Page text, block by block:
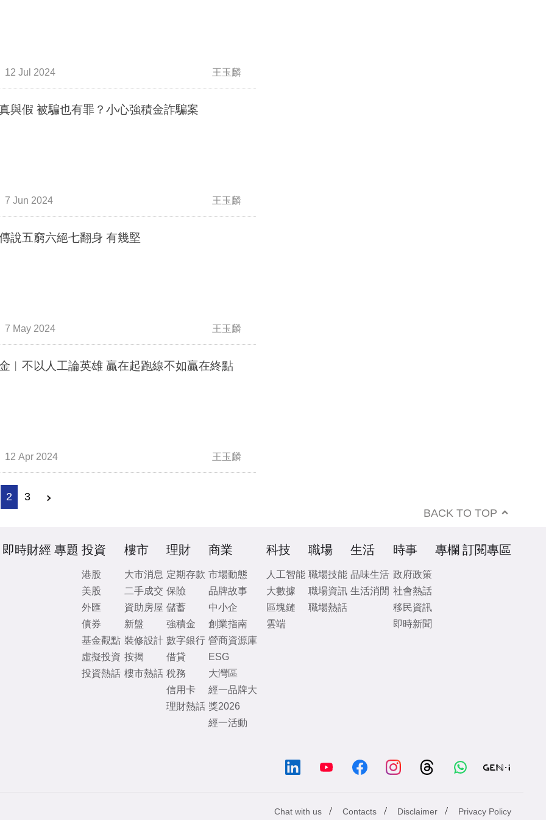
12 Jul 2024 王玉麟
與假 被騙也有罪？小心強積金詐騙案
7 Jun 2024 王玉麟
說五窮六絕七翻身 有幾堅
7 May 2024 王玉麟
︳不以人工論英雄 贏在起跑線不如贏在終點
12 Apr 2024 王玉麟
2
3
BACK TO TOP
即時財經 專題 投資
港股
美股
外匯
債券
基金觀點
虛擬投資
投資熱話
樓市
大市消息
二手成交
資助房屋
新盤
裝修設計
按揭
樓市熱話
理財
定期存款
保險
儲蓄
強積金
數字銀行
借貸
稅務
信用卡
理財熱話
商業
市場動態
品牌故事
中小企
創業指南
營商資源庫
ESG
大灣區
經一品牌大
獎2026
經一活動
科技
人工智能
大數據
區塊鏈
雲端
職場
職場技能
職場資訊
職場熱話
生活
品味生活
生活消閒
時事
政府政策
社會熱話
移民資訊
即時新聞
專欄 訂閱專區
Chat with us / Contacts / Disclaimer / Privacy Policy